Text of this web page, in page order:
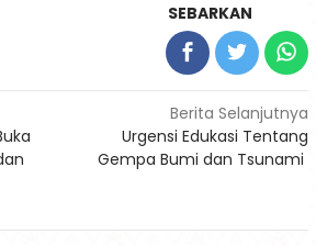
SEBARKAN
Berita Selanjutnya
Urgensi Edukasi Tentang
Gempa Bumi dan Tsunami